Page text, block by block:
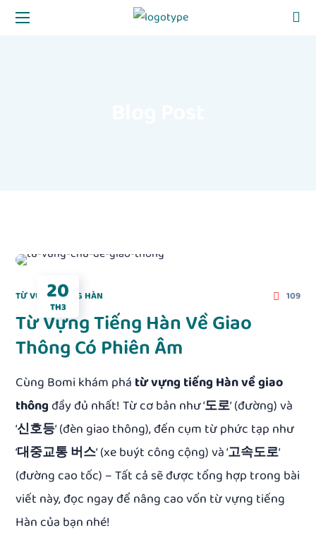
20
TH3
TỪ VỰNG TIẾNG HÀN 109
Từ Vựng Tiếng Hàn Về Giao
Thông Có Phiên Âm
Cùng Bomi khám phá từ vựng tiếng Hàn về giao
thông đầy đủ nhất! Từ cơ bản như ‘도로‘ (đường) và
‘신호등‘ (đèn giao thông), đến cụm từ phức tạp như
‘대중교통 버스‘ (xe buýt công cộng) và ‘고속도로‘
(đường cao tốc) – Tất cả sẽ được tổng hợp trong bài
viết này, đọc ngay để nâng cao vốn từ vựng tiếng
Hàn của bạn nhé!